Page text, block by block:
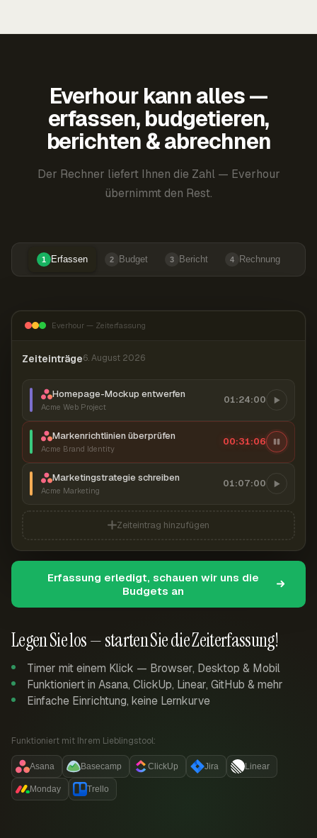
Everhour kann alles —
erfassen, budgetieren,
berichten & abrechnen
Der Rechner liefert Ihnen die Zahl — Everhour
übernimmt den Rest.
1 Erfassen 2 Budget 3 Bericht 4 Rechnung
Legen Sie los — starten Sie die Zeiterfassung!
Timer mit einem Klick — Browser, Desktop & Mobil
Funktioniert in Asana, ClickUp, Linear, GitHub & mehr
Einfache Einrichtung, keine Lernkurve
Funktioniert mit Ihrem Lieblingstool:
Asana Basecamp ClickUp Jira Linear
Monday Trello
Everhour — Zeiterfassung
Zeiteinträge6. August 2026
Homepage-Mockup entwerfen
Acme Web Project
01:24:00
Markenrichtlinien überprüfen
Acme Brand Identity
00:31:07
Marketingstrategie schreiben
Acme Marketing
01:07:00
Zeiteintrag hinzufügen
Erfassung erledigt, schauen wir uns die
Budgets an